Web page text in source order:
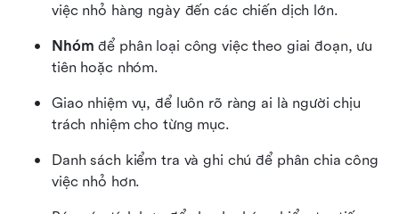
việc nhỏ hàng ngày đến các chiến dịch lớn.
Nhóm để phân loại công việc theo giai đoạn, ưu
tiên hoặc nhóm.
Giao nhiệm vụ, để luôn rõ ràng ai là người chịu
trách nhiệm cho từng mục.
Danh sách kiểm tra và ghi chú để phân chia công
việc nhỏ hơn.